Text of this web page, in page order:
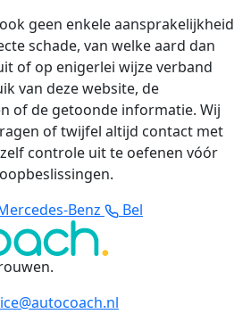
geen enkele aansprakelijkheid
schade, van welke aard dan
of op enigerlei wijze verband
van deze website, de
of de getoonde informatie. Wij
of twijfel altijd contact met
controle uit te oefenen vóór
Benz
Bel
.